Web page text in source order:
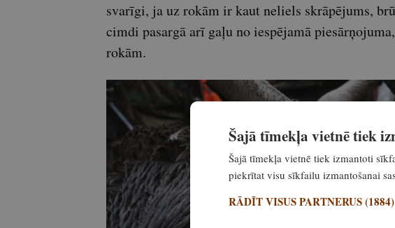
svarīgi, ja uz rokām ir kaut neliels skrāpējums,
cimdi pasargā arī gaļu no iespējamā
rokām.
Šajā tīmekļa vietnē tiek
Šajā tīmekļa vietnē tiek izmantoti
piekrītat visu sīkfailu izmantošanai
RĀDĪT VISUS PARTNERUS